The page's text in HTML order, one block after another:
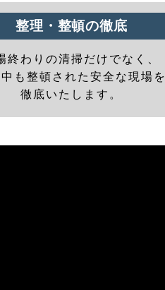
整理・整頓の徹底
終わりの清掃だけでなく、
も整頓された安全な現場を
徹底いたします。